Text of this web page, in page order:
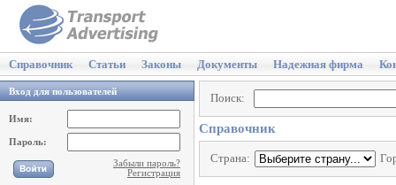
Справочник Статьи Законы Документы Надежная фирма
Вход для пользователей
Имя:
Пароль:
Забыли пароль?
Регистрация
Поиск:
Справочник
Страна: